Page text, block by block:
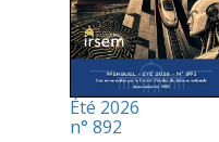
Été 2026
n° 892